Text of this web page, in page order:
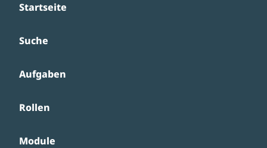
Startseite
Suche
Aufgaben
Rollen
Module